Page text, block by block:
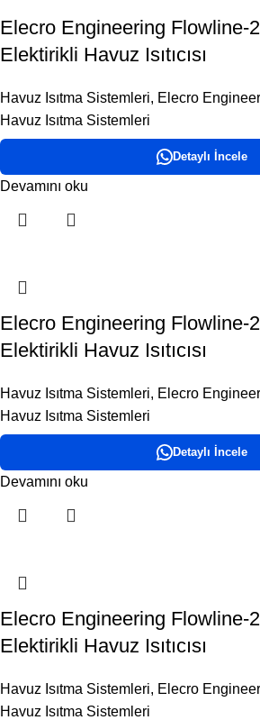
Elecro Engineering Flowline-
Elektirikli Havuz Isıtıcısı
Havuz Isıtma Sistemleri, Elecro
Havuz Isıtma Sistemleri
Detaylı İncele
Devamını oku
Elecro Engineering Flowline-
Elektirikli Havuz Isıtıcısı
Havuz Isıtma Sistemleri, Elecro
Havuz Isıtma Sistemleri
Detaylı İncele
Devamını oku
Elecro Engineering Flowline-
Elektirikli Havuz Isıtıcısı
Havuz Isıtma Sistemleri, Elecro
Havuz Isıtma Sistemleri